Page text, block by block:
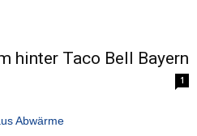
hinter Taco Bell Bayern
1